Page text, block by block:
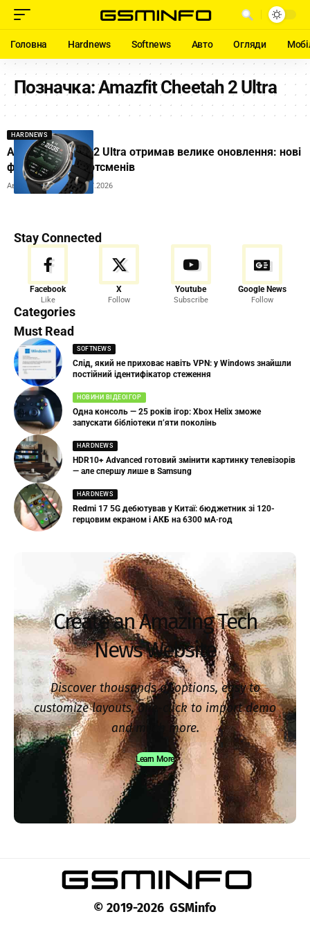
Головна Hardnews Softnews Авто Огляди
Позначка:Amazfit Cheetah 2 Ultra
HARDNEWS
Amazfit Cheetah 2 Ultra отримав велике оновлення: нові
функції для спортсменів
Автор:Ihor Tolubyak07.07.2026
Stay Connected
Facebook
Like
X
Follow
Youtube
Subscribe
Google News
Follow
Categories
Must Read
SOFTNEWS
Слід, який не приховає навіть VPN: у Windows знайшли
постійний ідентифікатор стеження
НОВИНИ ВІДЕОІГОР
Одна консоль — 25 років ігор: Xbox Helix зможе
запускати бібліотеки п’яти поколінь
HARDNEWS
HDR10+ Advanced готовий змінити картинку телевізорів
— але спершу лише в Samsung
HARDNEWS
Redmi 17 5G дебютував у Китаї: бюджетник зі 120-
герцовим екраном і АКБ на 6300 мА·год
Create an Amazing Tech
News Website
Discover thousands of options, easy to
customize layouts, one-click to import demo
and much more.
Learn More
© 2019-2026 GSMinfo